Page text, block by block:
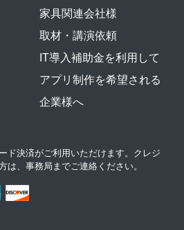
家具関連会社様
取材・講演依頼
IT導入補助金を利用して
アプリ制作を希望される
企業様へ
ド決済がご利用いただけます。クレジ
は、事務局までご連絡ください。